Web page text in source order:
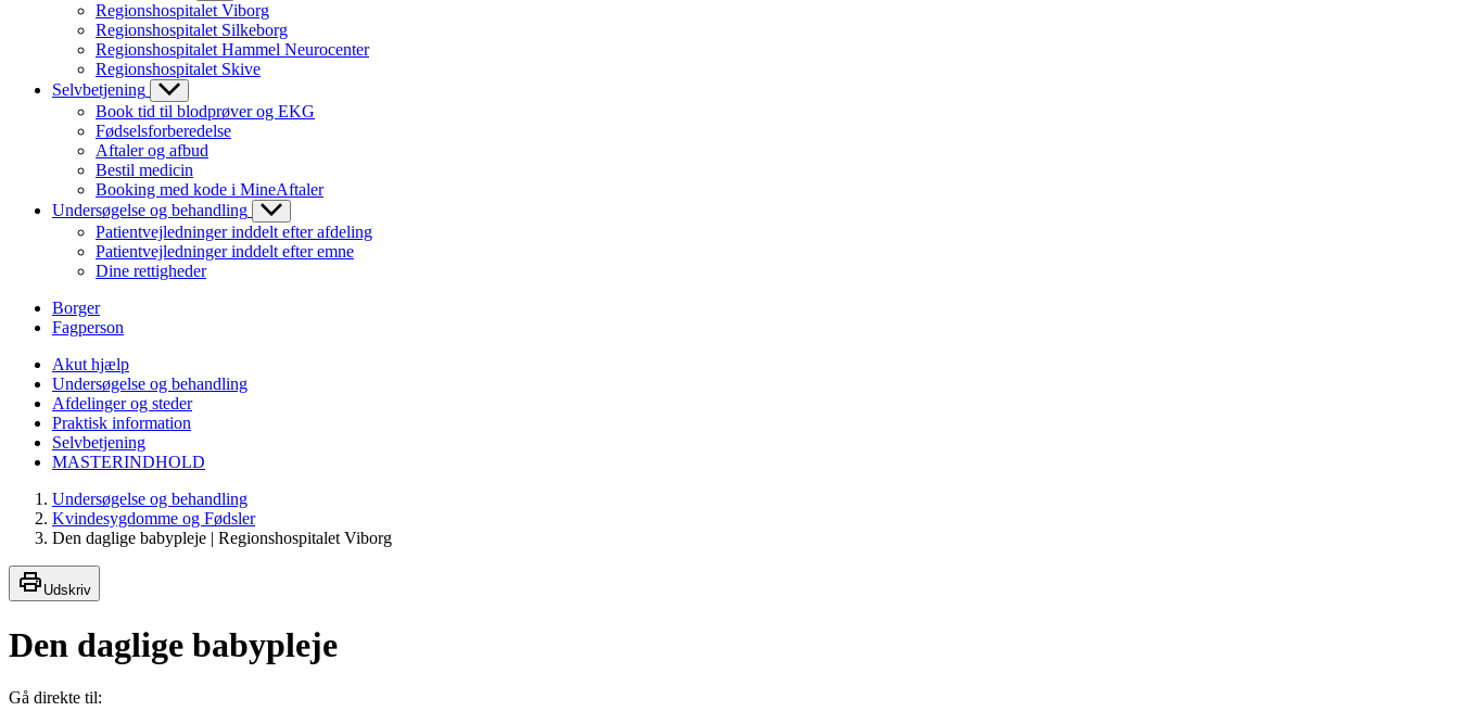
Regionshospitalet Viborg
Regionshospitalet Silkeborg
Regionshospitalet Hammel Neurocenter
Regionshospitalet Skive
Selvbetjening
Book tid til blodprøver og EKG
Fødselsforberedelse
Aftaler og afbud
Bestil medicin
Booking med kode i MineAftaler
Undersøgelse og behandling
Patientvejledninger inddelt efter afdeling
Patientvejledninger inddelt efter emne
Dine rettigheder
Borger
Fagperson
Akut hjælp
Undersøgelse og behandling
Afdelinger og steder
Praktisk information
Selvbetjening
MASTERINDHOLD
Undersøgelse og behandling
Kvindesygdomme og Fødsler
Den daglige babypleje | Regionshospitalet Viborg
Udskriv
Den daglige babypleje
Gå direkte til: